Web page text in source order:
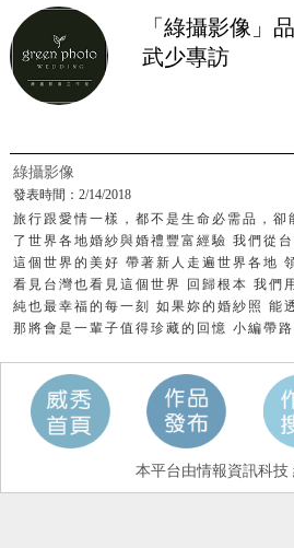
「綠攝影像」
武少專訪
綠攝影像
發表時間：2/14/2018
旅行跟愛情一樣，都不是生命必需品，
了世界各地婚紗與婚禮豐富經驗 我們從
這個世界的美好 帶著新人走遍世界各地
看見台灣也看見這個世界 回歸根本 我們
純也最幸福的每一刻 如果妳的婚紗照 能
那將會是一輩子值得珍藏的回憶 小編帶路
本平台由情報資訊科技